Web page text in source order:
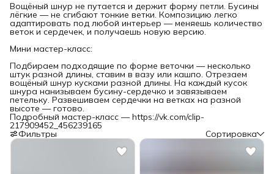
Вощёный шнур не путается и держит форму петли. Бусины
лёгкие — не сгибают тонкие ветки. Композицию легко
адаптировать под любой интерьер — меняешь количество
веток и сердечек, и получаешь новую версию.
Мини мастер-класс:
Подбираем подходящие по форме веточки — несколько
штук разной длины, ставим в вазу или кашпо. Отрезаем
вощёный шнур кусками разной длины. На каждый кусок
шнура нанизываем бусину-сердечко и завязываем
петельку. Развешиваем сердечки на ветках на разной
высоте — готово.
Подробный мастер-класс — https://vk.com/clip-
217909452_456239165
Фильтры Сортировка